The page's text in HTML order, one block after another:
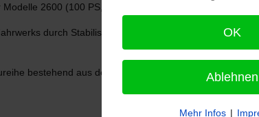
Modelle 2600 (100 PS, 2,6 Ltr. Hubraum) und 3200 L
durch Stabilisatoren vorne und Panhardstab
bestehend aus den Modellen 2600 L (110 PS, 2,6
OK
Ablehnen
Mehr Infos |